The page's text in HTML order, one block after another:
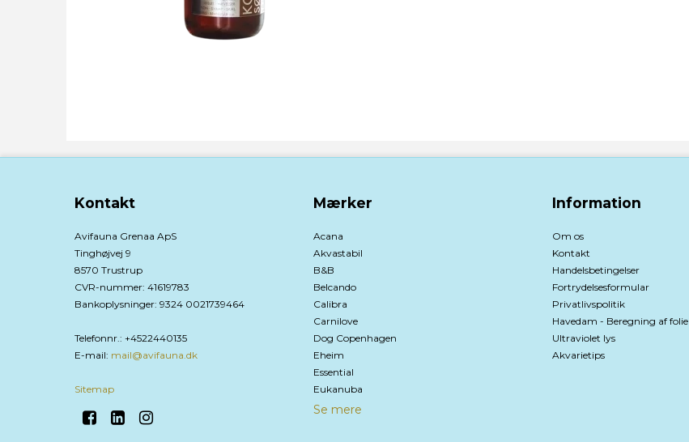
Kontakt
Avifauna Grenaa ApS
Tinghøjvej 9
8570 Trustrup
CVR-nummer: 41619783
Bankoplysninger: 9324 0021739464
Telefonnr.: +4522440135
E-mail: mail@avifauna.dk
Sitemap
Mærker
Acana
Akvastabil
B&B
Belcando
Calibra
Carnilove
Dog Copenhagen
Eheim
Essential
Eukanuba
Se mere
Information
Om os
Kontakt
Handelsbetingelser
Fortrydelsesformular
Privatlivspolitik
Havedam - Beregning af folie
Ultraviolet lys
Akvarietips